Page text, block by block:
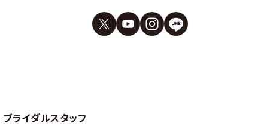
ブライダルスタッフ